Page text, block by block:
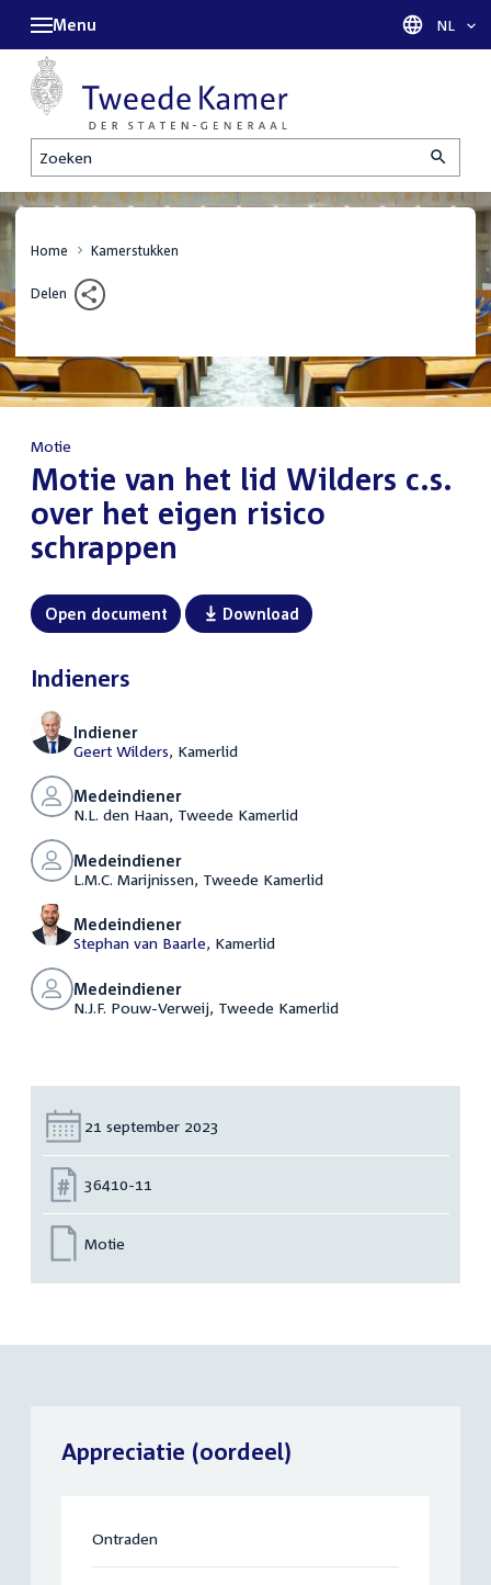
Zoeken
Menu Taal
NL
Home Kamerstukken
Delen
Motie
:Motie van het lid Wilders c.s.
over het eigen risico
schrappen
Open document Download
Indieners
Indiener
Geert Wilders, Kamerlid
Medeindiener
N.L. den Haan, Tweede Kamerlid
Medeindiener
L.M.C. Marijnissen, Tweede Kamerlid
Medeindiener
Stephan van Baarle, Kamerlid
Medeindiener
N.J.F. Pouw-Verweij, Tweede Kamerlid
Datum:
21 september 2023
Nummer:
36410-11
Motie
Appreciatie (oordeel)
Ontraden